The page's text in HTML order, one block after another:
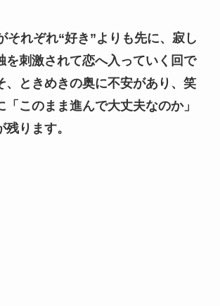
それぞれ“好き”よりも先に、寂し
を刺激されて恋へ入っていく回で
、ときめきの奥に不安があり、笑
「このまま進んで大丈夫なのか」
ります。